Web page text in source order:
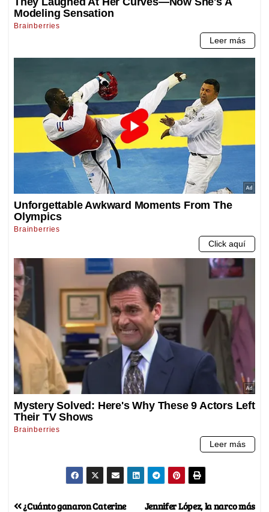
Jennifer López, la narco más
¿Cuánto ganaron Caterine